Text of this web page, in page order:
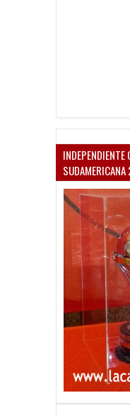
INDEPENDIENTE